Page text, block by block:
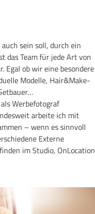
sein soll, durch ein
das Team für jede Art von
Egal ob wir eine besondere
Modelle, Hair&Make-
Werbefotograf
arbeite ich mit
– wenn es sinnvoll
Externe
im Studio, OnLocation